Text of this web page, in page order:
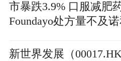
市暴跌3.9% 口服减肥
Foundayo处方量不及
新世界发展（00017.HK